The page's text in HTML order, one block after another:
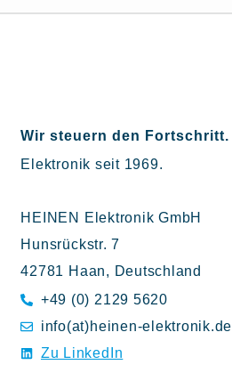
Wir steuern den Fortschritt.
Elektronik seit 1969.
HEINEN Elektronik GmbH
Hunsrückstr. 7
42781 Haan, Deutschland
+49 (0) 2129 5620
info(at)heinen-elektronik.de
Zu LinkedIn